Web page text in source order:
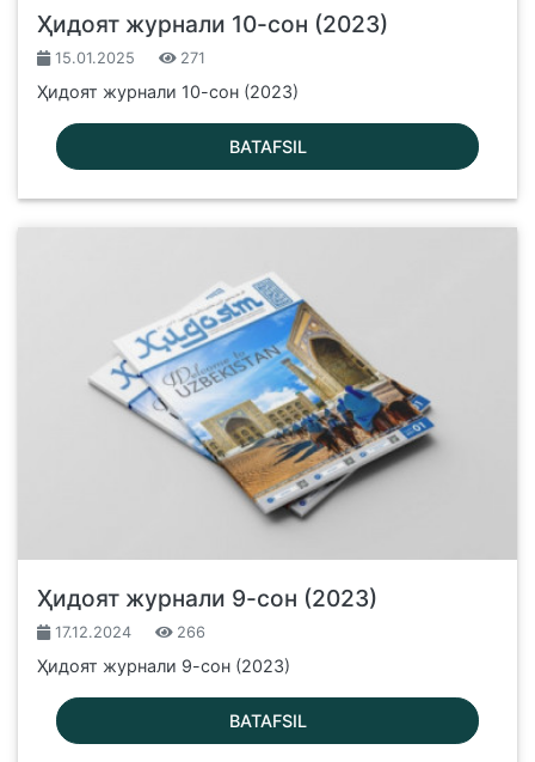
Ҳидоят журнали 10-сон (2023)
15.01.2025 271
Ҳидоят журнали 10-сон (2023)
BATAFSIL
Ҳидоят журнали 9-сон (2023)
17.12.2024 266
Ҳидоят журнали 9-сон (2023)
BATAFSIL